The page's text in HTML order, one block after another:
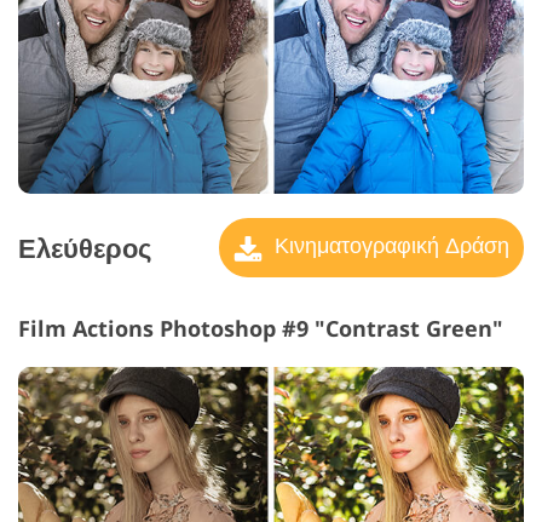
Ελεύθερος Κινηματογραφική Δράση
Film Actions Photoshop #9 "Contrast Green"